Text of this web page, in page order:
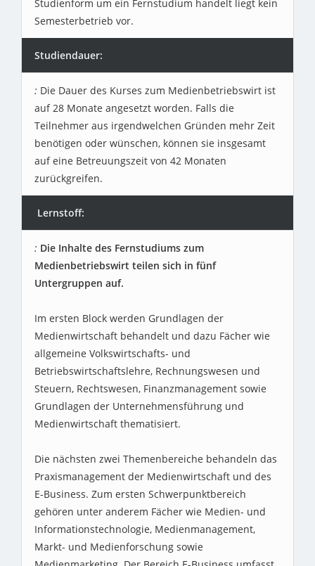
Studienform um ein Fernstudium handelt liegt kein
Semesterbetrieb vor.
Studiendauer:
Die Dauer des Kurses zum Medienbetriebswirt ist
auf 28 Monate angesetzt worden. Falls die
Teilnehmer aus irgendwelchen Gründen mehr Zeit
benötigen oder wünschen, können sie insgesamt
auf eine Betreuungszeit von 42 Monaten
zurückgreifen.
Lernstoff:
Die Inhalte des Fernstudiums zum
Medienbetriebswirt teilen sich in fünf
Untergruppen auf.
Im ersten Block werden Grundlagen der
Medienwirtschaft behandelt und dazu Fächer wie
allgemeine Volkswirtschafts- und
Betriebswirtschaftslehre, Rechnungswesen und
Steuern, Rechtswesen, Finanzmanagement sowie
Grundlagen der Unternehmensführung und
Medienwirtschaft thematisiert.
Die nächsten zwei Themenbereiche behandeln das
Praxismanagement der Medienwirtschaft und des
E-Business. Zum ersten Schwerpunktbereich
gehören unter anderem Fächer wie Medien- und
Informationstechnologie, Medienmanagement,
Markt- und Medienforschung sowie